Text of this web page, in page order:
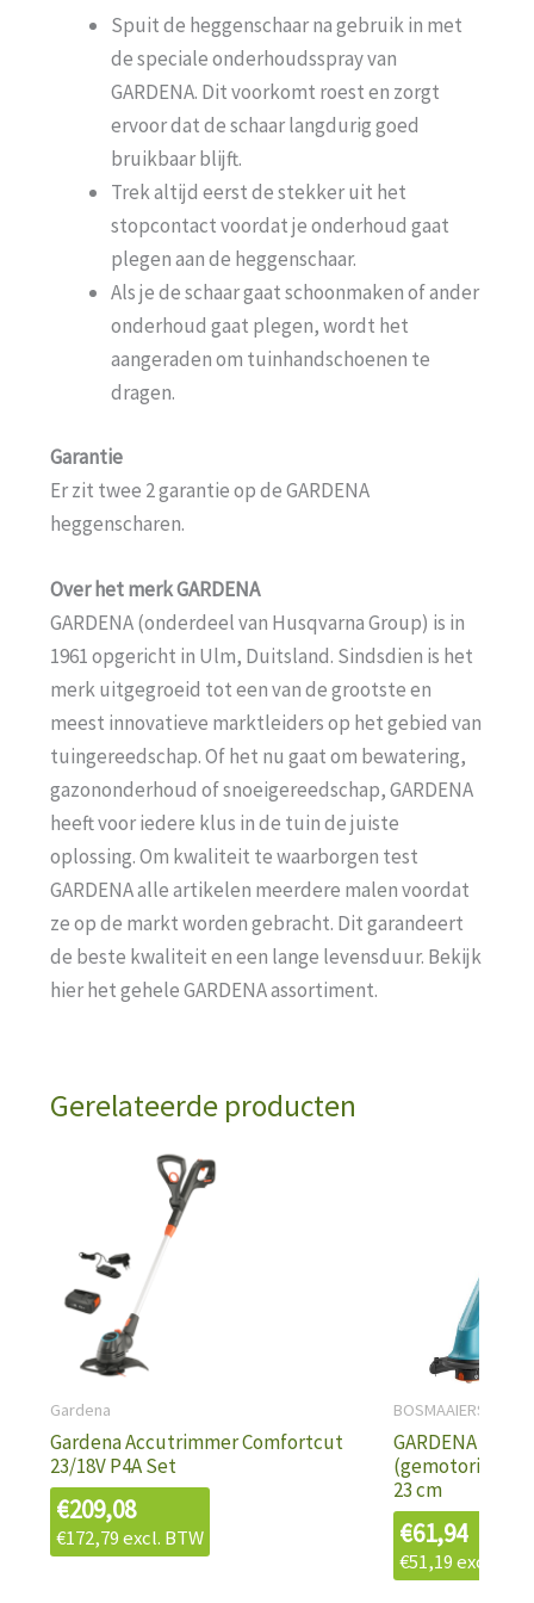
Spuit de heggenschaar na gebruik in met
de speciale onderhoudsspray van
GARDENA. Dit voorkomt roest en zorgt
ervoor dat de schaar langdurig goed
bruikbaar blijft.
Trek altijd eerst de stekker uit het
stopcontact voordat je onderhoud gaat
plegen aan de heggenschaar.
Als je de schaar gaat schoonmaken of ander
onderhoud gaat plegen, wordt het
aangeraden om tuinhandschoenen te
dragen.
Garantie
Er zit twee 2 garantie op de GARDENA
heggenscharen.
Over het merk GARDENA
GARDENA (onderdeel van Husqvarna Group) is in
1961 opgericht in Ulm, Duitsland. Sindsdien is het
merk uitgegroeid tot een van de grootste en
meest innovatieve marktleiders op het gebied van
tuingereedschap. Of het nu gaat om bewatering,
gazononderhoud of snoeigereedschap, GARDENA
heeft voor iedere klus in de tuin de juiste
oplossing. Om kwaliteit te waarborgen test
GARDENA alle artikelen meerdere malen voordat
ze op de markt worden gebracht. Dit garandeert
de beste kwaliteit en een lange levensduur. Bekijk
hier het gehele GARDENA assortiment.
Gerelateerde producten
Gardena
Gardena Accutrimmer Comfortcut
23/18V P4A Set
€209,08
€172,79excl. BTW
BOSMAAIERS EN
GARDENA
23 cm
€61,94
€51,19excl.